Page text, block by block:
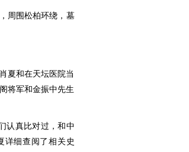
周围松柏环绕，墓
夏和在天坛医院当
将军和金振中先生
认真比对过，和中
详细查阅了相关史